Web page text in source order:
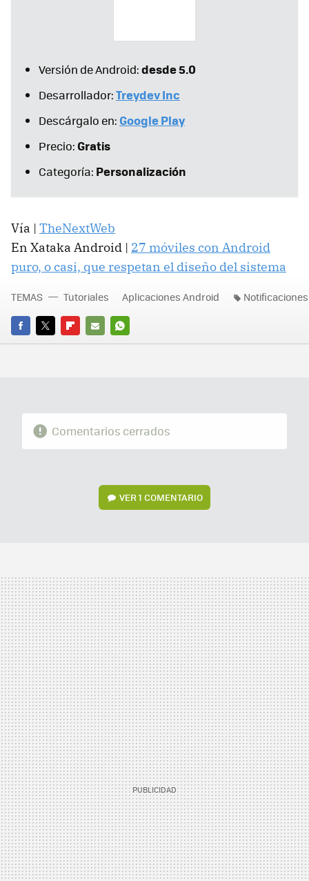
Versión de Android:desde 5.0
Desarrollador:Treydev Inc
Descárgalo en: Google Play
Precio:Gratis
Categoría: Personalización
Vía | TheNextWeb
En Xataka Android | 27 móviles con Android
puro, o casi, que respetan el diseño del sistema
FACEBOOK
TWITTERFLIPBOARD
E-
WHATSAPP
TEMAS Tutoriales Aplicaciones Android Notificaciones
Comentarios cerrados
VER1 COMENTARIO